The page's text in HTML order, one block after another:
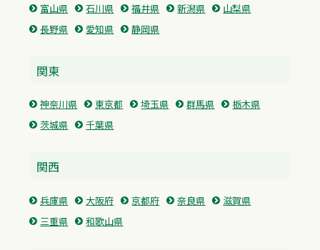
富山県 石川県 福井県 新潟県
山梨県
長野県
愛知県 静岡県
関東
神奈川県 東京都 埼玉県 群馬県
栃木県
茨城県
千葉県
関西
兵庫県 大阪府 京都府 奈良県
滋賀県
三重県
和歌山県